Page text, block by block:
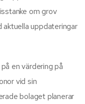
om grov
aktuella uppdateringar
en värdering på
vid sin
bolaget planerar